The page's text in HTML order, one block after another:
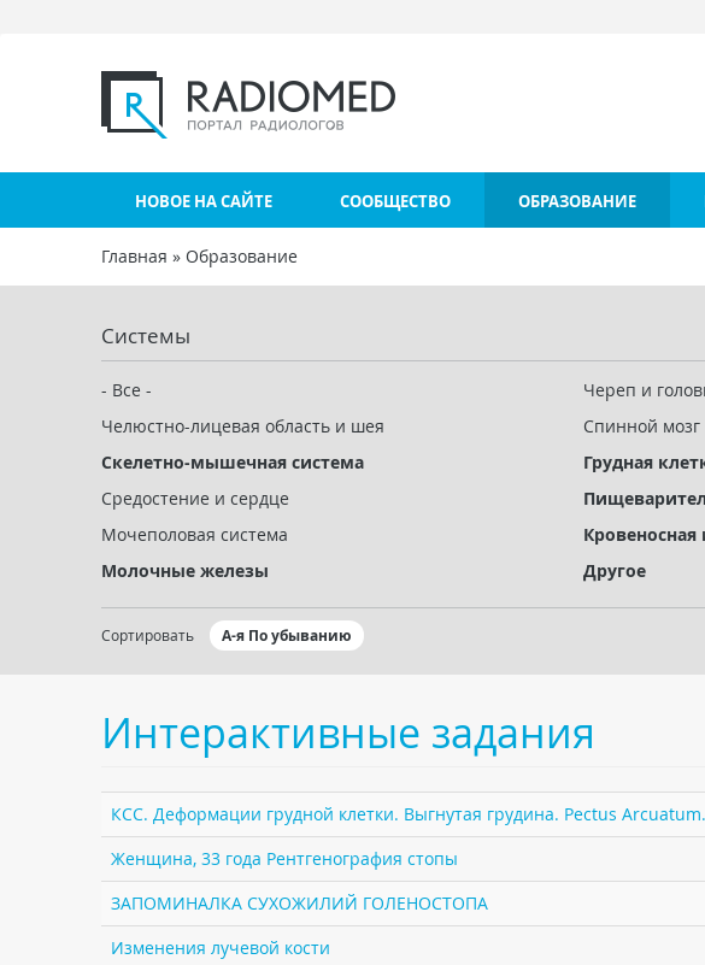
НОВОЕ НА САЙТЕ СООБЩЕСТВО ОБРАЗОВАНИЕ
Вы здесь
Главная » Образование
Системы
- Все -
Череп и
Челюстно-лицевая область и шея
Спинной
Скелетно-мышечная система
Грудная
Средостение и сердце
Мочеполовая система
Молочные железы
Другое
Сортировать А-я По убыванию
Интерактивные задания
КСС. Деформации грудной клетки. Выгнутая грудина. Pectus Arcuatum.
Женщина, 33 года Рентгенография стопы
ЗАПОМИНАЛКА СУХОЖИЛИЙ ГОЛЕНОСТОПА
Изменения лучевой кости